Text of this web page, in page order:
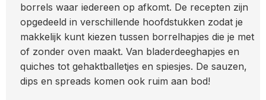
borrels waar iedereen op afkomt. De recepten zijn
opgedeeld in verschillende hoofdstukken zodat je
makkelijk kunt kiezen tussen borrelhapjes die je met
of zonder oven maakt. Van bladerdeeghapjes en
quiches tot gehaktballetjes en spiesjes. De sauzen,
dips en spreads komen ook ruim aan bod!